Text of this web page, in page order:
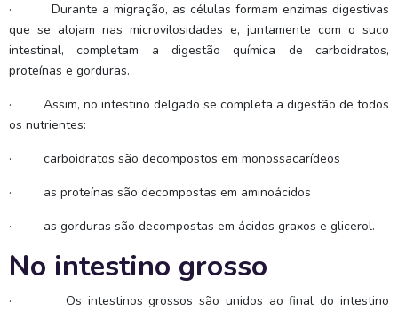
· Durante a migração, as células formam enzimas digestivas
que se alojam nas microvilosidades e, juntamente com o suco
intestinal, completam a digestão química de carboidratos,
proteínas e gorduras.
· Assim, no intestino delgado se completa a digestão de todos
os nutrientes:
· carboidratos são decompostos em monossacarídeos
· as proteínas são decompostas em aminoácidos
· as gorduras são decompostas em ácidos graxos e glicerol.
No intestino grosso
· Os intestinos grossos são unidos ao final do intestino